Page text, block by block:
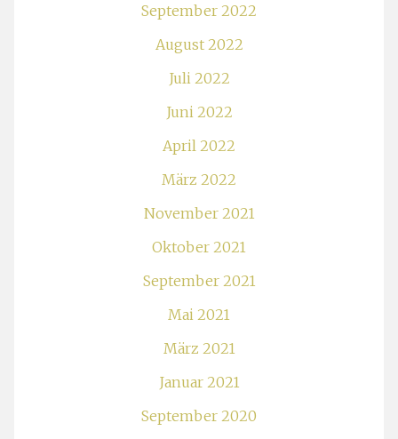
September 2022
August 2022
Juli 2022
Juni 2022
April 2022
März 2022
November 2021
Oktober 2021
September 2021
Mai 2021
März 2021
Januar 2021
September 2020